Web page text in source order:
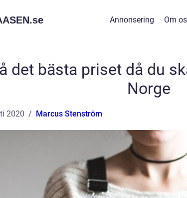
se Annonsering Om
det bästa priset då du
Norge
2020 Marcus Stenström